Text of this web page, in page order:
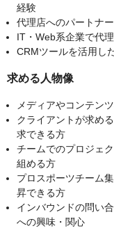
経験
代理店へのパートナ
IT・Web系企業で代
CRMツールを活用し
求める人物像
メディアやコンテン
クライアントが求め
求できる方
チームでのプロジェ
組める方
プロスポーツチーム
昇できる方
インバウンドの問い
への興味・関心